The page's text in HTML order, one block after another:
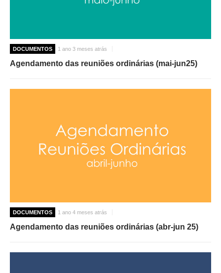
DOCUMENTOS 1 ano 3 meses atrás
Agendamento das reuniões ordinárias (mai-jun25)
DOCUMENTOS 1 ano 4 meses atrás
Agendamento das reuniões ordinárias (abr-jun 25)